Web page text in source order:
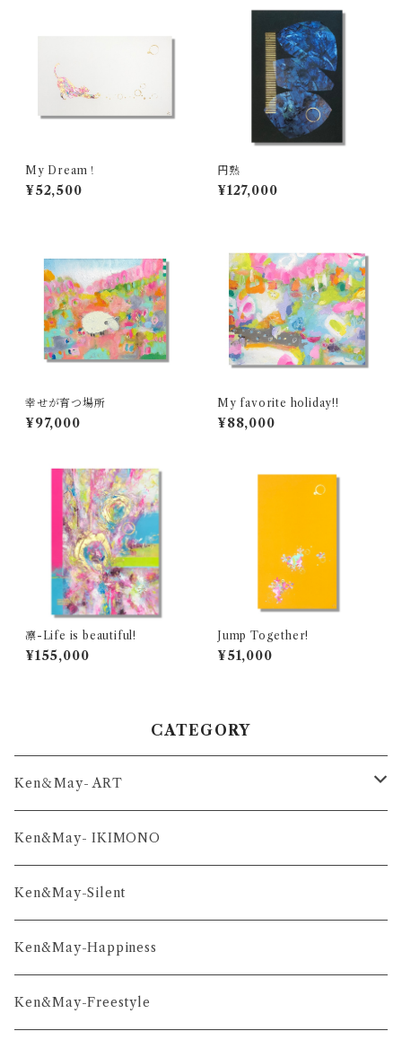
My Dream！
¥52,500
円熟
¥127,000
幸せが育つ場所
¥97,000
My favorite holiday!!
¥88,000
凛-Life is beautiful!
¥155,000
Jump Together!
¥51,000
CATEGORY
Ken＆May- ART
舞-series
凛-series
雅-series
和-series
Ken&May- IKIMONO
Ken&May-Silent
Ken&May-Happiness
Ken&May-Freestyle